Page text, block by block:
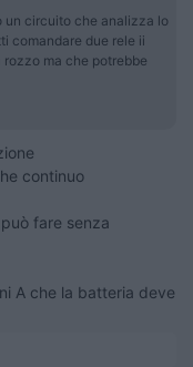
un circuito che analizza lo
comandare due rele ii
ma che potrebbe
continuo
fare senza
A che la batteria deve